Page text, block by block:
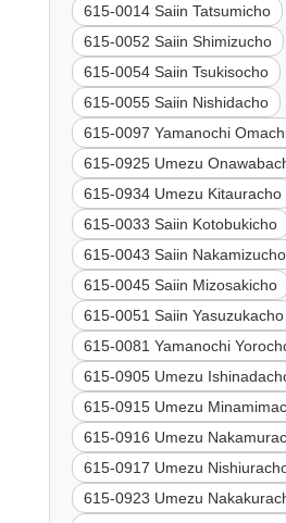
615-0014 Saiin Tatsumicho
615-0052 Saiin Shimizucho
615-0054 Saiin Tsukisocho
615-0055 Saiin Nishidacho
615-0097 Yamanochi
615-0925 Umezu
615-0934 Umezu Kitauracho
615-0033 Saiin Kotobukicho
615-0043 Saiin Nakamizucho
615-0045 Saiin Mizosakicho
615-0051 Saiin Yasuzukacho
615-0081 Yamanochi
615-0905 Umezu
615-0915 Umezu
615-0916 Umezu
615-0917 Umezu
615-0923 Umezu